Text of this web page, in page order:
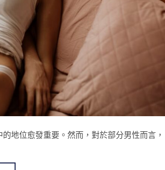
地位愈發重要。然而，對於部分男性而言，